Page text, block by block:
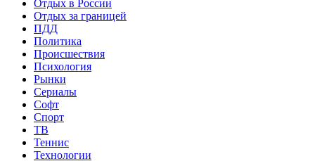
Отдых в России
Отдых за границей
ПДД
Политика
Происшествия
Психология
Рынки
Сериалы
Софт
Спорт
ТВ
Теннис
Технологии